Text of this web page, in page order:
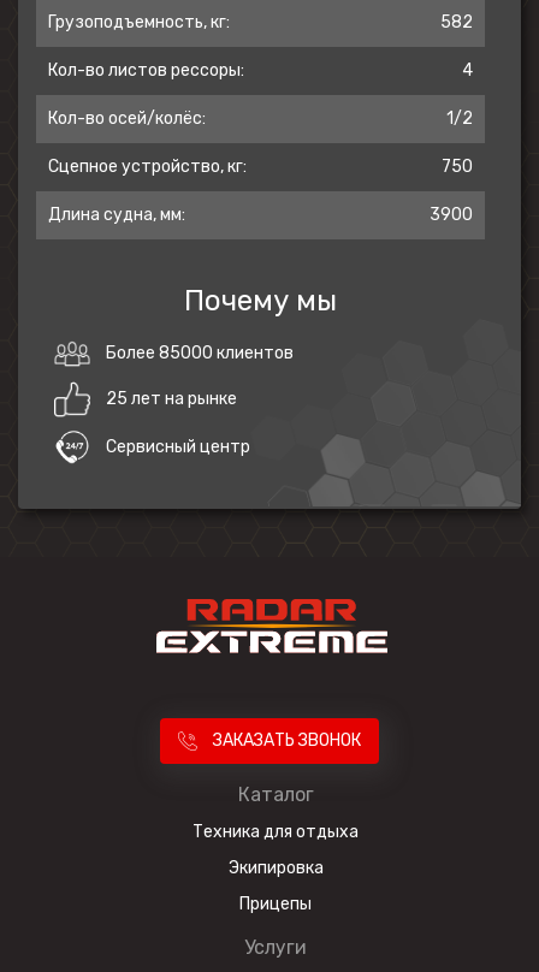
Грузоподъемность, кг: 582
Кол-во листов рессоры: 4
Кол-во осей/колёс: 1/2
Сцепное устройство, кг: 750
Длина судна, мм: 3900
Почему мы
Более 85000 клиентов
25 лет на рынке
Сервисный центр
ЗАКАЗАТЬ ЗВОНОК
Каталог
Техника для отдыха
Экипировка
Прицепы
Услуги